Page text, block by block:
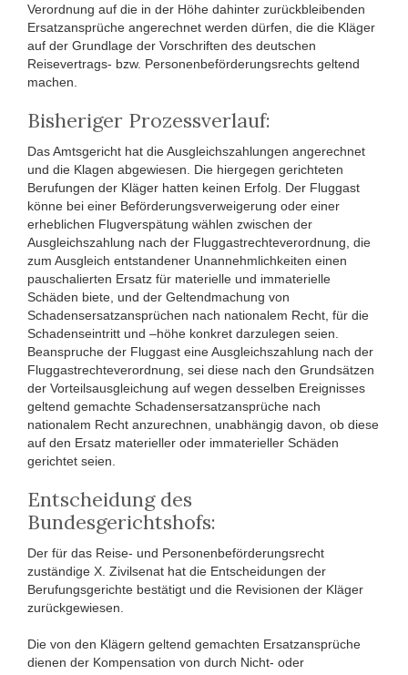
Verordnung auf die in der Höhe dahinter zurückbleibenden
Ersatzansprüche angerechnet werden dürfen, die die Kläger
auf der Grundlage der Vorschriften des deutschen
Reisevertrags- bzw. Personenbeförderungsrechts geltend
machen.
Bisheriger Prozessverlauf:
Das Amtsgericht hat die Ausgleichszahlungen angerechnet
und die Klagen abgewiesen. Die hiergegen gerichteten
Berufungen der Kläger hatten keinen Erfolg. Der Fluggast
könne bei einer Beförderungsverweigerung oder einer
erheblichen Flugverspätung wählen zwischen der
Ausgleichszahlung nach der Fluggastrechteverordnung, die
zum Ausgleich entstandener Unannehmlichkeiten einen
pauschalierten Ersatz für materielle und immaterielle
Schäden biete, und der Geltendmachung von
Schadensersatzansprüchen nach nationalem Recht, für die
Schadenseintritt und –höhe konkret darzulegen seien.
Beanspruche der Fluggast eine Ausgleichszahlung nach der
Fluggastrechteverordnung, sei diese nach den Grundsätzen
der Vorteilsausgleichung auf wegen desselben Ereignisses
geltend gemachte Schadensersatzansprüche nach
nationalem Recht anzurechnen, unabhängig davon, ob diese
auf den Ersatz materieller oder immaterieller Schäden
gerichtet seien.
Entscheidung des
Bundesgerichtshofs:
Der für das Reise- und Personenbeförderungsrecht
zuständige X. Zivilsenat hat die Entscheidungen der
Berufungsgerichte bestätigt und die Revisionen der Kläger
zurückgewiesen.
Die von den Klägern geltend gemachten Ersatzansprüche
dienen der Kompensation von durch Nicht- oder